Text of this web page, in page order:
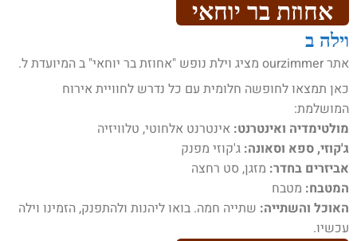
אחוזת בר יוחאי
וילה ב
אתר ourzimmer מציג וילת נופש "אחוזת בר יוחאי" ב המיועדת ל.
כאן תמצאו לחופשה חלומית עם כל נדרש לחוויית אירוח
המושלמת:
מולטימדיה ואינטרנט: אינטרנט אלחוטי, טלוויזיה
ג'קוזי, ספא וסאונה: ג'קוזי מפנק
אביזרים בחדר: מזגן, סט רחצה
המטבח: מטבח
האוכל והשתייה: שתייה חמה. בואו ליהנות ולהתפנק, הזמינו וילה
עכשיו.